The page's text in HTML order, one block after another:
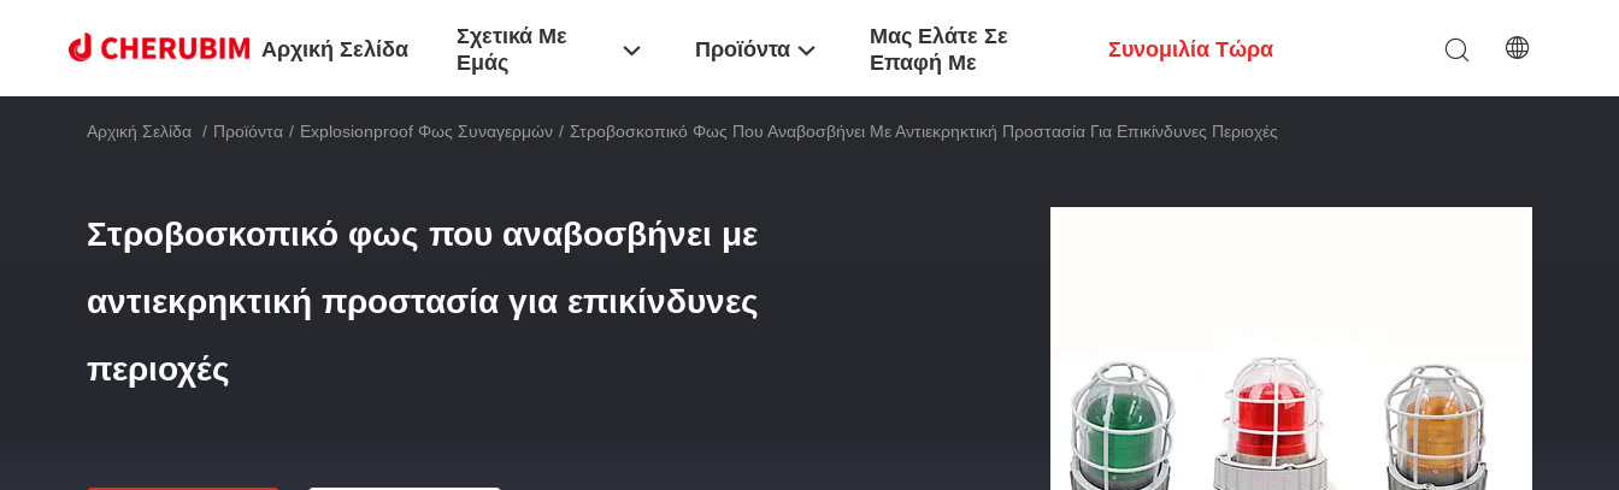
Αρχική Σελίδα
Σχετικά Με
Εμάς
Προϊόντα
Μας Ελάτε Σε
Επαφή Με
Συνομιλία Τώρα
Αρχική Σελίδα / Προϊόντα / Explosionproof Φως Συναγερμών / Στροβοσκοπικό Φως Που Αναβοσβήνει Με Αντιεκρηκτική Προστασία Για Επικίνδυνες Περιοχές
Στροβοσκοπικό φως που αναβοσβήνει με
αντιεκρηκτική προστασία για επικίνδυνες
περιοχές